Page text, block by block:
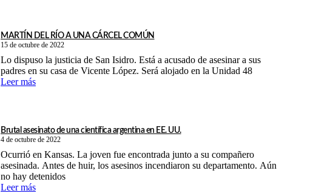
MARTÍN DEL RÍO A UNA CÁRCEL COMÚN
15 de octubre de 2022
Lo dispuso la justicia de San Isidro. Está a acusado de asesinar a sus
padres en su casa de Vicente López. Será alojado en la Unidad 48
Leer más
Brutal asesinato de una científica argentina en EE. UU.
4 de octubre de 2022
Ocurrió en Kansas. La joven fue encontrada junto a su compañero
asesinada. Antes de huir, los asesinos incendiaron su departamento. Aún
no hay detenidos
Leer más